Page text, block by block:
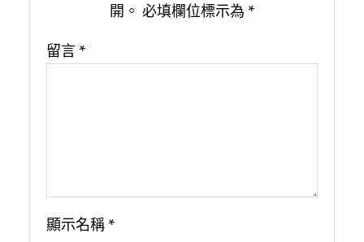
開。 必填欄位標示為 *
留言 *
顯示名稱 *